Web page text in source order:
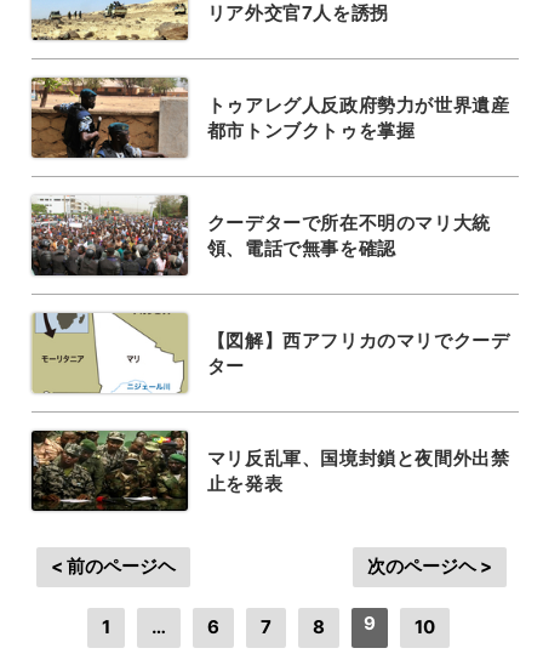
リア外交官7人を誘拐
トゥアレグ人反政府勢力が世界遺産
都市トンブクトゥを掌握
クーデターで所在不明のマリ大統
領、電話で無事を確認
【図解】西アフリカのマリでクーデ
ター
マリ反乱軍、国境封鎖と夜間外出禁
止を発表
< 前のページヘ
1 … 6 7 8 9 10
次のページヘ >